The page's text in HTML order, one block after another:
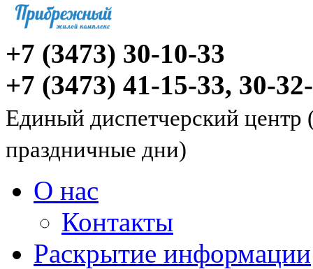
+7 (3473) 30-10-33
+7 (3473) 41-15-33, 30-
Единый диспетчерский центр
праздничные дни)
О нас
Контакты
Раскрытие информации